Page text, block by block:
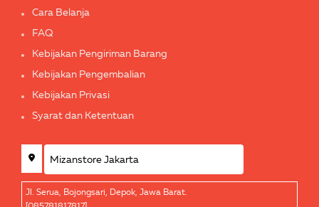
Cara Belanja
FAQ
Kebijakan Pengiriman Barang
Kebijakan Pengembalian
Kebijakan Privasi
Syarat dan Ketentuan
Jl. Serua, Bojongsari, Depok, Jawa Barat.